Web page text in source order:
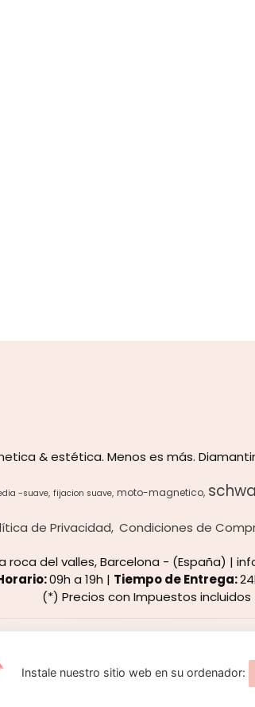
& estética. Menos es más.
-suave fijacion suave moto-magnetico
de Privacidad Condiciones de
roca del valles, Barcelona - (España) |
09h a 19h | Tiempo de Entrega:
(*) Precios con Impuestos incluidos
Instale nuestro sitio web en su ordenador:
y obtener estadísticas anónimas. Si